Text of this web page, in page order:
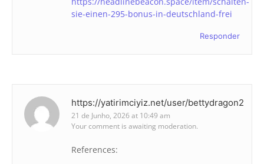
sie-einen-295-bonus-in-deutschland-frei
Responder
https://yatirimciyiz.net/user/bettydragon2
21 de Junho, 2026 at 10:49 am
Your comment is awaiting moderation.
References: